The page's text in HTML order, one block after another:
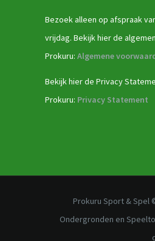
Bezoek alleen op afspraak
vrijdag. Bekijk hier de
Prokuru: Algemene
Bekijk hier de Privacy
Prokuru: Privacy Statement
Prokuru Sport &
Ondergronden en